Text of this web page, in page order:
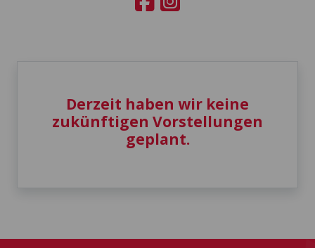
Derzeit haben wir keine
zukünftigen Vorstellungen
geplant.